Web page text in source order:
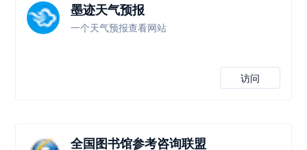
墨迹天气预报
一个天气预报查看网站
访问
全国图书馆参考咨询联盟